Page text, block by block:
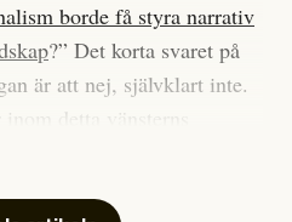
borde få styra narrativ
?” Det korta svaret på
är att nej, självklart inte.
detta vänsterns